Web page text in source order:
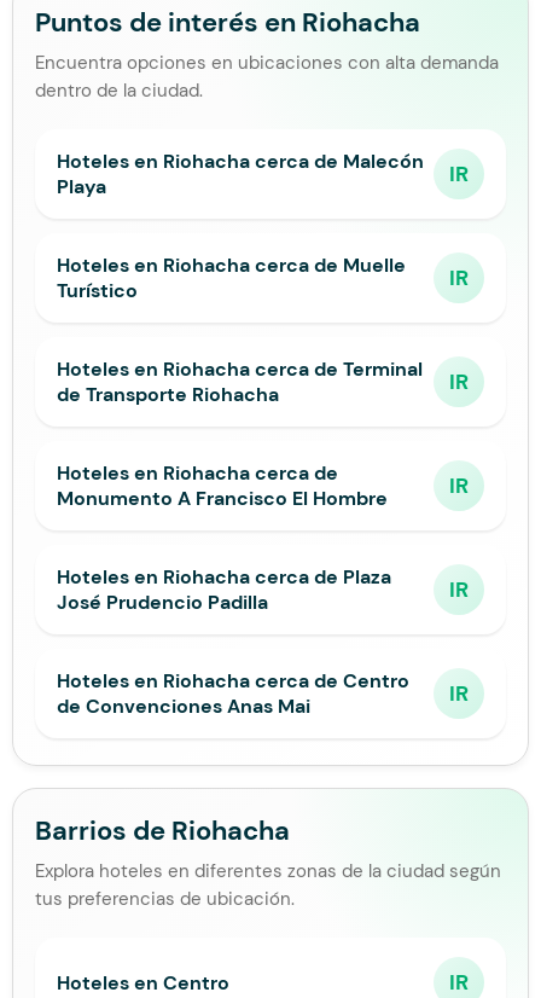
Puntos de interés en Riohacha
Encuentra opciones en ubicaciones con alta demanda
dentro de la ciudad.
Hoteles en Riohacha cerca de Malecón
Playa
IR
Hoteles en Riohacha cerca de Muelle
Turístico
IR
Hoteles en Riohacha cerca de Terminal
de Transporte Riohacha
IR
Hoteles en Riohacha cerca de
Monumento A Francisco El Hombre
IR
Hoteles en Riohacha cerca de Plaza
José Prudencio Padilla
IR
Hoteles en Riohacha cerca de Centro
de Convenciones Anas Mai
IR
Barrios de Riohacha
Explora hoteles en diferentes zonas de la ciudad según
tus preferencias de ubicación.
Hoteles en Centro IR